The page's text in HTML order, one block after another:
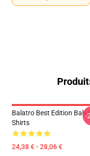
Balatro Best Edition
Shirts
24,38 € - 28,06 €
-